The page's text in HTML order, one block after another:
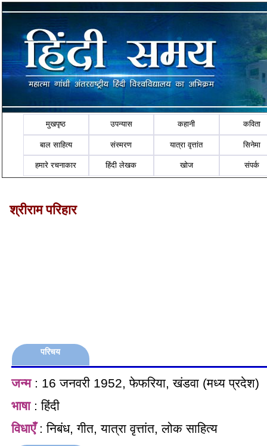
मुखपृष्ठ उपन्यास कहानी कविता
बाल साहित्य संस्मरण यात्रा वृत्तांत सिनेमा
हमारे रचनाकार हिंदी लेखक खोज संपर्क
श्रीराम परिहार
परिचय
जन्म: 16 जनवरी 1952, फेफरिया, खंडवा (मध्य प्रदेश)
भाषा: हिंदी
विधाएँ: निबंध, गीत, यात्रा वृत्तांत, लोक साहित्य